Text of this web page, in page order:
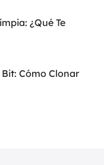
¿Qué Te
Cómo Clonar